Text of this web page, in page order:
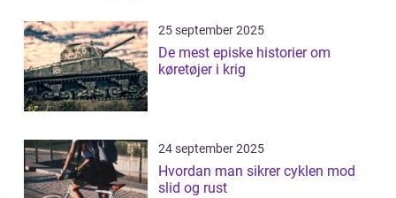
25 september 2025
De mest episke historier om
køretøjer i krig
24 september 2025
Hvordan man sikrer cyklen mod
slid og rust